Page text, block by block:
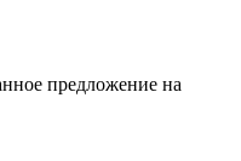
предложение на